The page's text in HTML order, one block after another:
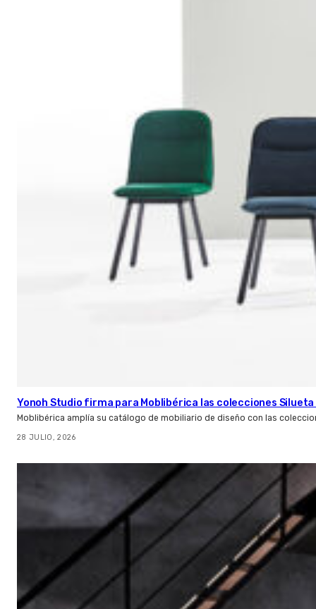
Yonoh Studio firma para Moblibérica las colecciones Silueta
Moblibérica amplía su catálogo de mobiliario de diseño con las
28 JULIO, 2026